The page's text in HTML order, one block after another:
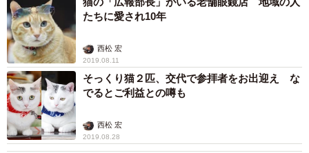
たちに愛され10年
西松 宏
2019.08.11
そっくり猫２匹、交代で参拝者をお出迎え な
でるとご利益との噂も
西松 宏
2019.08.28